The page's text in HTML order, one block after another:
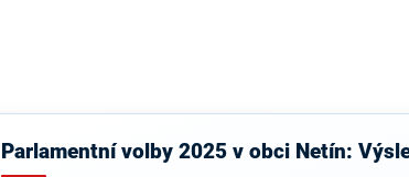
Parlamentní volby 2025 v obci Netín: